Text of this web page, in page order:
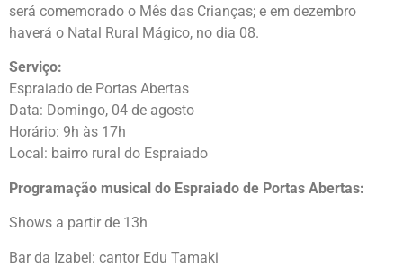
será comemorado o Mês das Crianças; e em dezembro
haverá o Natal Rural Mágico, no dia 08.
Serviço:
Espraiado de Portas Abertas
Data: Domingo, 04 de agosto
Horário: 9h às 17h
Local: bairro rural do Espraiado
Programação musical do Espraiado de Portas Abertas:
Shows a partir de 13h
Bar da Izabel: cantor Edu Tamaki